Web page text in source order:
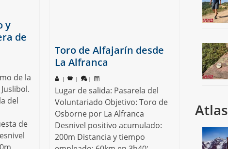
y
de
de la
del
de
Toro de Alfajarín desde
La Alfranca
| | |
Lugar de salida: Pasarela del
Voluntariado Objetivo: Toro de
Osborne por La Alfranca
Desnivel positivo acumulado:
200m Distancia y tiempo
Atlas